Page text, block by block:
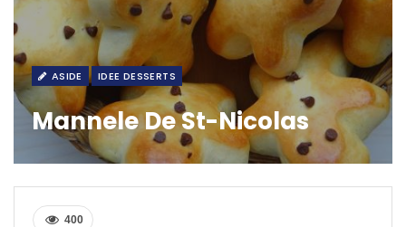
ASIDE IDEE DESSERTS
Mannele De St-Nicolas
400